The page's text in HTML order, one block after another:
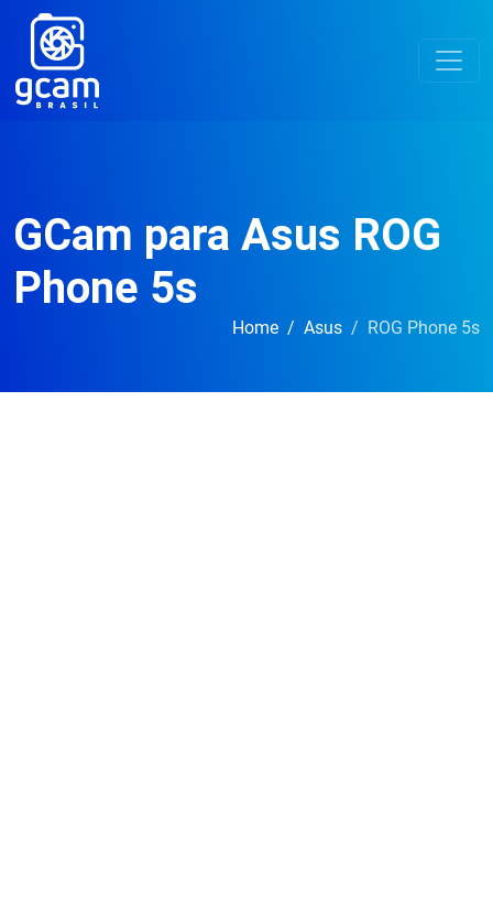
GCam para Asus ROG
Phone 5s
Home Asus ROG Phone 5s